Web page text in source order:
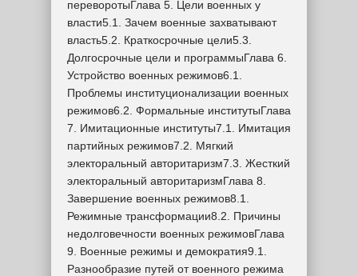
переворотыГлава 5. Цели военных у
власти5.1. Зачем военные захватывают
власть5.2. Краткосрочные цели5.3.
Долгосрочные цели и программыГлава 6.
Устройство военных режимов6.1.
Проблемы институционализации военных
режимов6.2. Формальные институтыГлава
7. Имитационные институты7.1. Имитация
партийных режимов7.2. Мягкий
электоральный авторитаризм7.3. Жесткий
электоральный авторитаризмГлава 8.
Завершение военных режимов8.1.
Режимные трансформации8.2. Причины
недолговечности военных режимовГлава
9. Военные режимы и демократия9.1.
Разнообразие путей от военного режима